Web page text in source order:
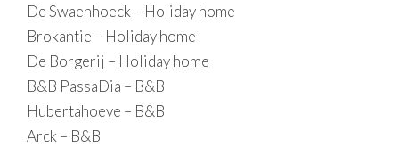
De Swaenhoeck – Holiday home
Brokantie – Holiday home
De Borgerij – Holiday home
B&B PassaDia – B&B
Hubertahoeve – B&B
Arck – B&B